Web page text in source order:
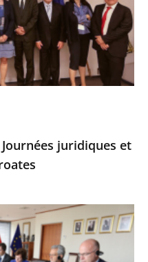
Journées juridiques et